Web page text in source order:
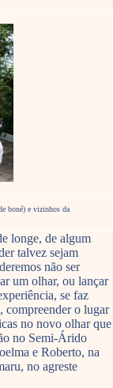
boné) e vizinhos da
longe, de algum
talvez sejam
não ser
um olhar, ou lançar
se faz
compreender o lugar
no novo olhar que
no Semi-Árido
e Roberto, na
no agreste